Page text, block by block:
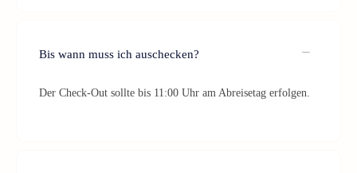
Bis wann muss ich auschecken?
Der Check-Out sollte bis 11:00 Uhr am Abreisetag erfolgen.